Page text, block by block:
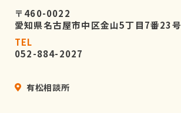
〒460-0022
愛知県名古屋市中区金山5丁目7番23号
TEL
052-884-2027
有松相談所